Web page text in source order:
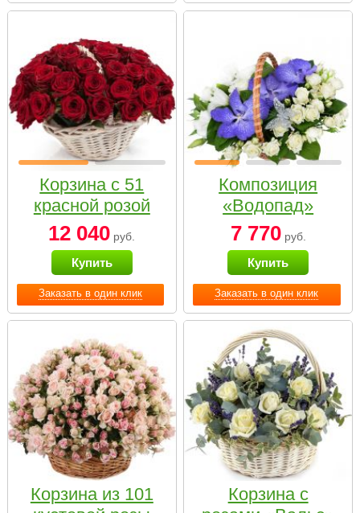
Заказать в один клик
Корзина с 51
красной розой
12 040 руб.
Купить
Заказать в один клик
Композиция
«Водопад»
7 770руб.
Купить
Корзина из 101
Корзина с